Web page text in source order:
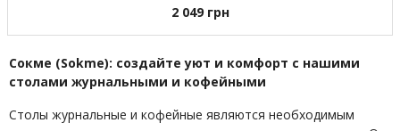
2 049 грн
Сокме (Sokme): создайте уют и комфорт с нашими
столами журнальными и кофейными
Столы журнальные и кофейные являются необходимым